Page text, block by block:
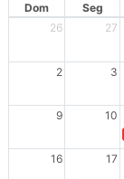
Dom Seg
26
27
2 3
9 10
16 17